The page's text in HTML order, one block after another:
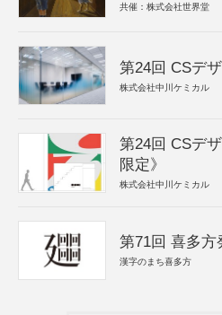
共催：株式会社世界堂
第24回 CSデ
株式会社中川ケミカル
第24回 CSデ
限定》
株式会社中川ケミカル
第71回 喜多
漢字のまち喜多方